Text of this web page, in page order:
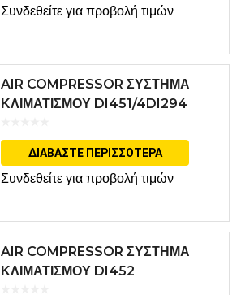
Συνδεθείτε για προβολή τιμών
AIR COMPRESSOR ΣΥΣΤΗΜΑ
ΚΛΙΜΑΤΙΣΜΟΥ DI451/4DI294
ΔΙΑΒΆΣΤΕ ΠΕΡΙΣΣΌΤΕΡΑ
Συνδεθείτε για προβολή τιμών
AIR COMPRESSOR ΣΥΣΤΗΜΑ
ΚΛΙΜΑΤΙΣΜΟΥ DI452